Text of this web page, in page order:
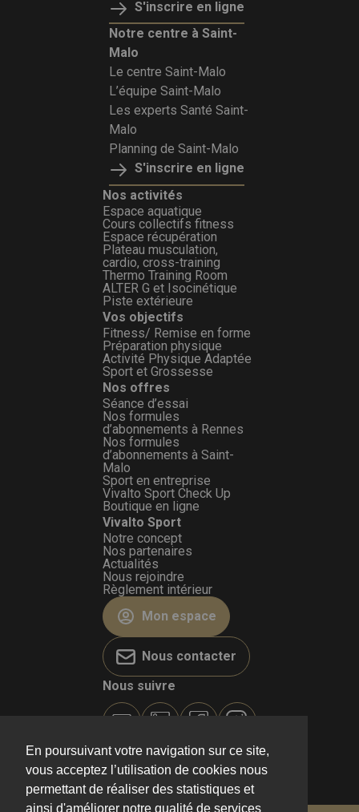
S'inscrire en ligne
Notre centre à Saint-
Malo
Le centre Saint-Malo
L’équipe Saint-Malo
Les experts Santé Saint-
Malo
Planning de Saint-Malo
S'inscrire en ligne
Nos activités
Espace aquatique
Cours collectifs fitness
Espace récupération
Plateau musculation,
cardio, cross-training
Thermo Training Room
ALTER G et Isocinétique
Piste extérieure
Vos objectifs
Fitness/ Remise en forme
Préparation physique
Activité Physique Adaptée
Sport et Grossesse
Nos offres
Séance d’essai
Nos formules
d’abonnements à Rennes
Nos formules
d’abonnements à Saint-
Malo
Sport en entreprise
Vivalto Sport Check Up
Boutique en ligne
Vivalto Sport
Notre concept
Nos partenaires
Actualités
Nous rejoindre
Règlement intérieur
Mon espace
Nous contacter
Nous suivre
En poursuivant votre navigation sur ce site,
vous acceptez l’utilisation de cookies nous
permettant de réaliser des statistiques et
ainsi d'améliorer notre qualité de services